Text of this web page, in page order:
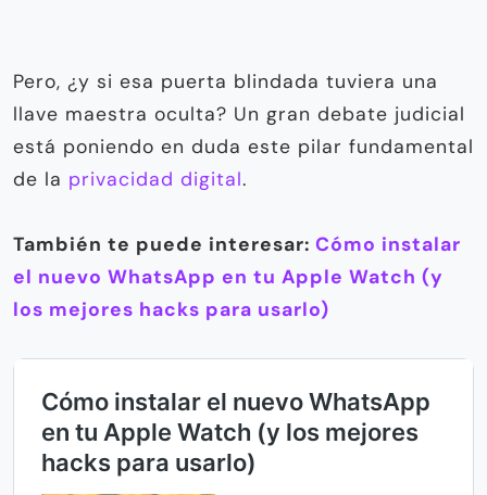
Pero, ¿y si esa puerta blindada tuviera una
llave maestra oculta? Un gran debate judicial
está poniendo en duda este pilar fundamental
de la privacidad digital.
También te puede interesar: Cómo instalar
el nuevo WhatsApp en tu Apple Watch (y
los mejores hacks para usarlo)